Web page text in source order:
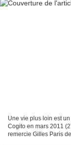
Une vie plus loin est
Cogito en mars 2011
remercie Gilles Paris